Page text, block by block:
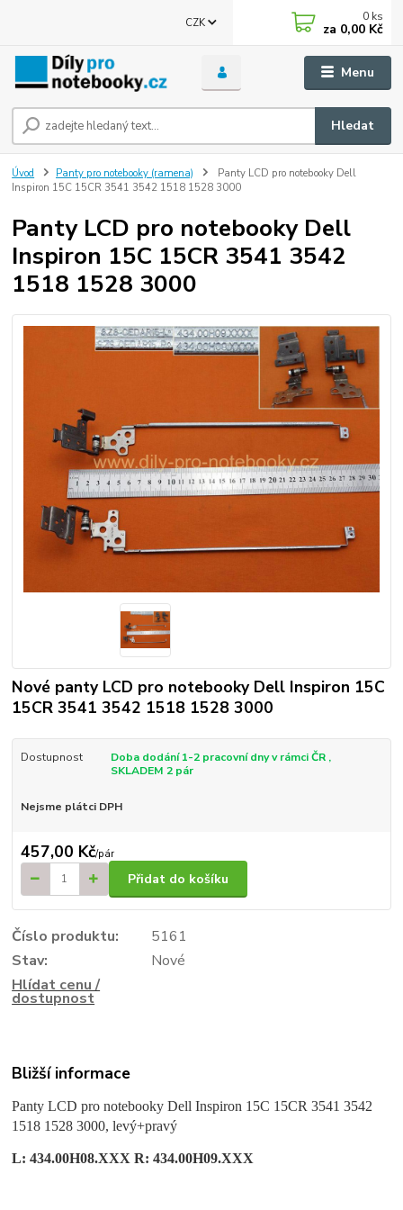
Menu
CZK
Hledat
0 ks
za 0,00 Kč
Úvod Panty pro notebooky (ramena)
Panty LCD pro notebooky Dell
Inspiron 15C 15CR 3541 3542 1518 1528 3000
Panty LCD pro notebooky Dell
Inspiron 15C 15CR 3541 3542
1518 1528 3000
Nové panty LCD pro notebooky Dell Inspiron 15C
15CR 3541 3542 1518 1528 3000
Dostupnost
Doba dodání 1-2 pracovní dny v rámci ČR ,
SKLADEM 2 pár
Nejsme plátci DPH
457,00 Kč/pár
Přidat do košíku
Číslo produktu:
5161
Stav:
Nové
Hlídat cenu /
dostupnost
Bližší informace
Panty LCD pro notebooky Dell Inspiron 15C 15CR 3541 3542
1518 1528 3000, levý+pravý
L: 434.00H08.XXX R: 434.00H09.XXX